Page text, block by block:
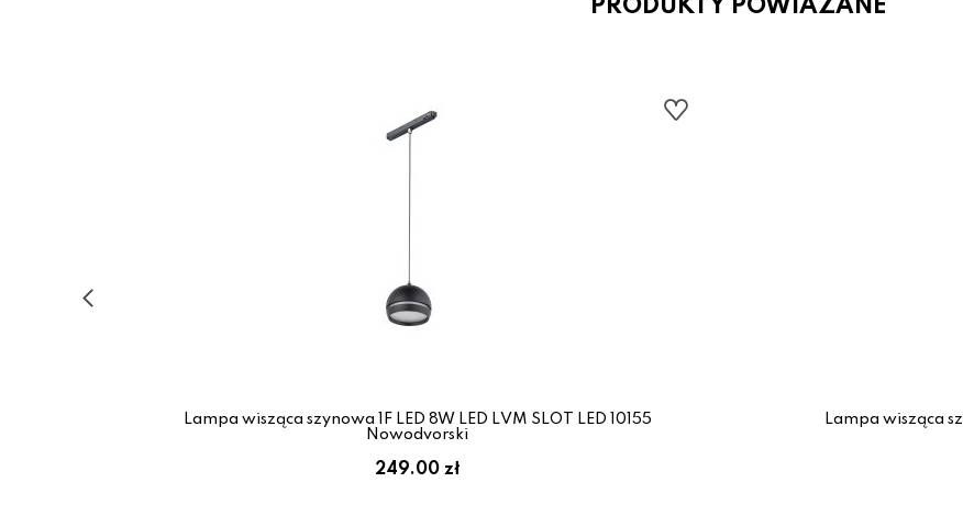
PRODUKTY POWIAZANE
Lampa wisząca szynowa 1F LED 8W LED LVM SLOT LED 10155
Nowodvorski
249.00 zł
Lampa wisząca